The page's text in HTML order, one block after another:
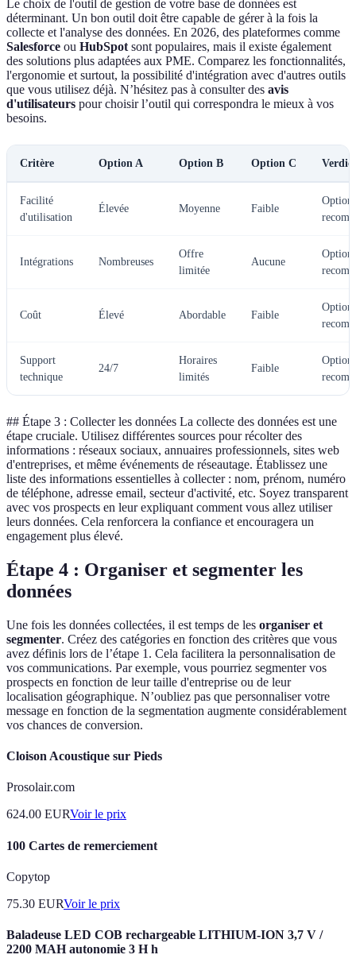
Le choix de l'outil de gestion de votre base de données est
déterminant. Un bon outil doit être capable de gérer à la fois la
collecte et l'analyse des données. En 2026, des plateformes comme
Salesforce ou HubSpot sont populaires, mais il existe également
des solutions plus adaptées aux PME. Comparez les fonctionnalités,
l'ergonomie et surtout, la possibilité d'intégration avec d'autres outils
que vous utilisez déjà. N’hésitez pas à consulter des avis
d'utilisateurs pour choisir l’outil qui correspondra le mieux à vos
besoins.
Critère Option A Option B Option C Verdict
Facilité
d'utilisation
Élevée Moyenne Faible
Option
Intégrations Nombreuses
Offre
limitée
Aucune
Option
Coût Élevé Abordable Faible
Option
Support
technique
24/7
Horaires
limités
Faible
Option
## Étape 3 : Collecter les données La collecte des données est une
étape cruciale. Utilisez différentes sources pour récolter des
informations : réseaux sociaux, annuaires professionnels, sites web
d'entreprises, et même événements de réseautage. Établissez une
liste des informations essentielles à collecter : nom, prénom, numéro
de téléphone, adresse email, secteur d'activité, etc. Soyez transparent
avec vos prospects en leur expliquant comment vous allez utiliser
leurs données. Cela renforcera la confiance et encouragera un
engagement plus élevé.
Étape 4 : Organiser et segmenter les
données
Une fois les données collectées, il est temps de les organiser et
segmenter. Créez des catégories en fonction des critères que vous
avez définis lors de l’étape 1. Cela facilitera la personnalisation de
vos communications. Par exemple, vous pourriez segmenter vos
prospects en fonction de leur taille d'entreprise ou de leur
localisation géographique. N’oubliez pas que personnaliser votre
message en fonction de la segmentation augmente considérablement
vos chances de conversion.
Cloison Acoustique sur Pieds
Prosolair.com
624.00 EURVoir le prix
100 Cartes de remerciement
Copytop
75.30 EURVoir le prix
Baladeuse LED COB rechargeable LITHIUM-ION 3,7 V /
2200 MAH autonomie 3 H h